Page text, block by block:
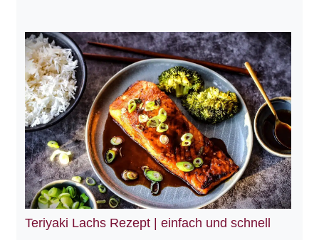
Teriyaki Lachs Rezept | einfach und schnell